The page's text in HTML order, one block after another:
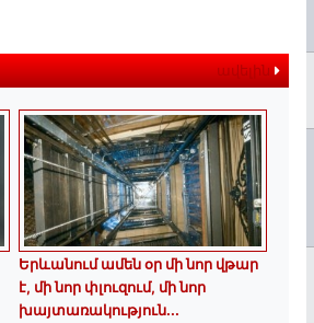
ավելին
Երևանում ամեն օր մի նոր վթար
է, մի նոր փլուզում, մի նոր
խայտառակություն...